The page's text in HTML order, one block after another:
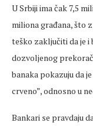
U Srbiji ima čak 7,5
miliona građana, što
teško zaključiti da je
dozvoljenog
banaka pokazuju da
crveno”, odnosno u
Bankari se pravdaju